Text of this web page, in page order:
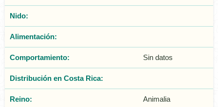
Nido:
Alimentación:
Comportamiento: Sin datos
Distribución en Costa Rica:
Reino: Animalia